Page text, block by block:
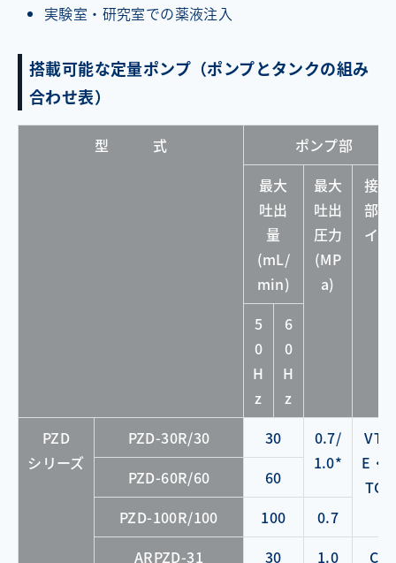
実験室・研究室での薬液注入
搭載可能な定量ポンプ（ポンプとタンクの組み
合わせ表）
型 式
ポンプ部
最大
吐出
量
(mL/
min)
最大
吐出
圧力
(MP
a)
接続
部タ
イプ
5
0
H
z
6
0
H
z
PZD
シリーズ
PZD-30R/30 30
0.7/
1.0*
VTC
E・V
TCF
PZD-60R/60
60
PZD-100R/100
100
0.7
ARPZD-31
30 1.0 CL